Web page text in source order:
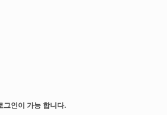
인이 가능 합니다.